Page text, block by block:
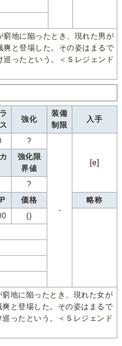
窮地に陥ったとき、現れた男が
爽と登場した。その姿はまるで
巡ったという。＜Ｓレジェンド
強化
装備
制限
入手
?
-
[e]
強化限
界値
?
価格
略称
()
地に陥ったとき、現れた女が
と登場した。その姿はまるで
ったという。＜Ｓレジェンド